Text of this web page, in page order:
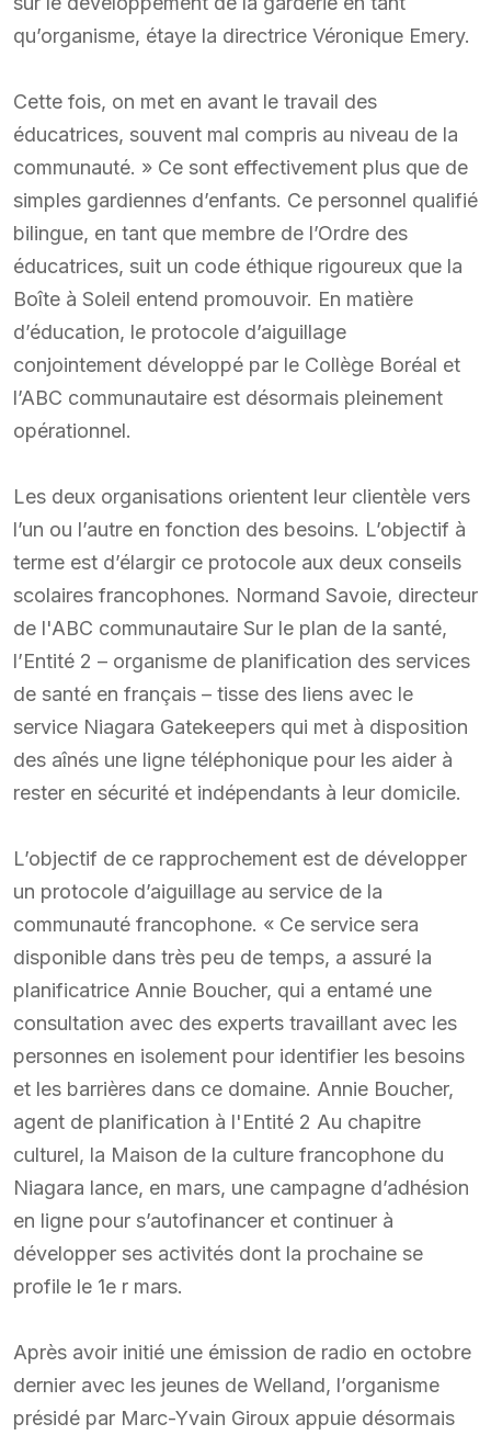
qu’organisme, étaye la directrice Véronique Emery.
Cette fois, on met en avant le travail des
éducatrices, souvent mal compris au niveau de la
communauté. » Ce sont effectivement plus que de
simples gardiennes d’enfants. Ce personnel qualifié
bilingue, en tant que membre de l’Ordre des
éducatrices, suit un code éthique rigoureux que la
Boîte à Soleil entend promouvoir. En matière
d’éducation, le protocole d’aiguillage
conjointement développé par le Collège Boréal et
l’ABC communautaire est désormais pleinement
opérationnel.
Les deux organisations orientent leur clientèle vers
l’un ou l’autre en fonction des besoins. L’objectif à
terme est d’élargir ce protocole aux deux conseils
scolaires francophones. Normand Savoie, directeur
de l'ABC communautaire Sur le plan de la santé,
l’Entité 2 – organisme de planification des services
de santé en français – tisse des liens avec le
service Niagara Gatekeepers qui met à disposition
des aînés une ligne téléphonique pour les aider à
rester en sécurité et indépendants à leur domicile.
L’objectif de ce rapprochement est de développer
un protocole d’aiguillage au service de la
communauté francophone. « Ce service sera
disponible dans très peu de temps, a assuré la
planificatrice Annie Boucher, qui a entamé une
consultation avec des experts travaillant avec les
personnes en isolement pour identifier les besoins
et les barrières dans ce domaine. Annie Boucher,
agent de planification à l'Entité 2 Au chapitre
culturel, la Maison de la culture francophone du
Niagara lance, en mars, une campagne d’adhésion
en ligne pour s’autofinancer et continuer à
développer ses activités dont la prochaine se
profile le 1e r mars.
Après avoir initié une émission de radio en octobre
dernier avec les jeunes de Welland, l’organisme
présidé par Marc-Yvain Giroux appuie désormais